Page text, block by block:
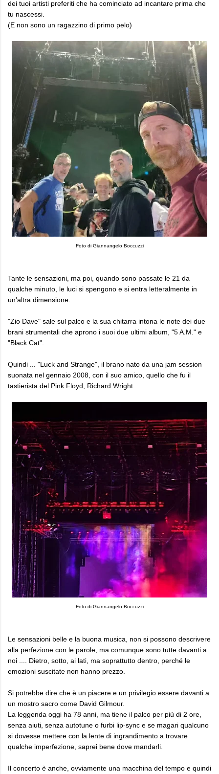
dei tuoi artisti preferiti che ha cominciato ad incantare prima che
tu nascessi.
(E non sono un ragazzino di primo pelo)
Foto di Giannangelo Boccuzzi
Tante le sensazioni, ma poi, quando sono passate le 21 da
qualche minuto, le luci si spengono e si entra letteralmente in
un'altra dimensione.
"Zio Dave" sale sul palco e la sua chitarra intona le note dei due
brani strumentali che aprono i suoi due ultimi album, "5 A.M." e
"Black Cat".
Quindi ... "Luck and Strange", il brano nato da una jam session
suonata nel gennaio 2008, con il suo amico, quello che fu il
tastierista del Pink Floyd, Richard Wright.
Foto di Giannangelo Boccuzzi
Le sensazioni belle e la buona musica, non si possono descrivere
alla perfezione con le parole, ma comunque sono tutte davanti a
noi .... Dietro, sotto, ai lati, ma soprattutto dentro, perché le
emozioni suscitate non hanno prezzo.
Si potrebbe dire che è un piacere e un privilegio essere davanti a
un mostro sacro come David Gilmour.
La leggenda oggi ha 78 anni, ma tiene il palco per più di 2 ore,
senza aiuti, senza autotune o furbi lip-sync e se magari qualcuno
si dovesse mettere con la lente di ingrandimento a trovare
qualche imperfezione, saprei bene dove mandarli.
Il concerto è anche, ovviamente una macchina del tempo e quindi